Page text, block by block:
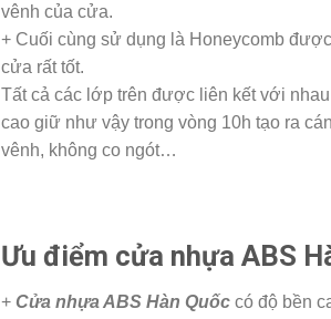
vênh của cửa.
+ Cuối cùng sử dụng là Honeycomb
cửa rất tốt.
Tất cả các lớp trên được liên kết với
cao giữ như vậy trong vòng 10h tạo ra
vênh, không co ngót…
Ưu điểm cửa nhựa ABS
+ Cửa nhựa ABS Hàn Quốccó độ bền